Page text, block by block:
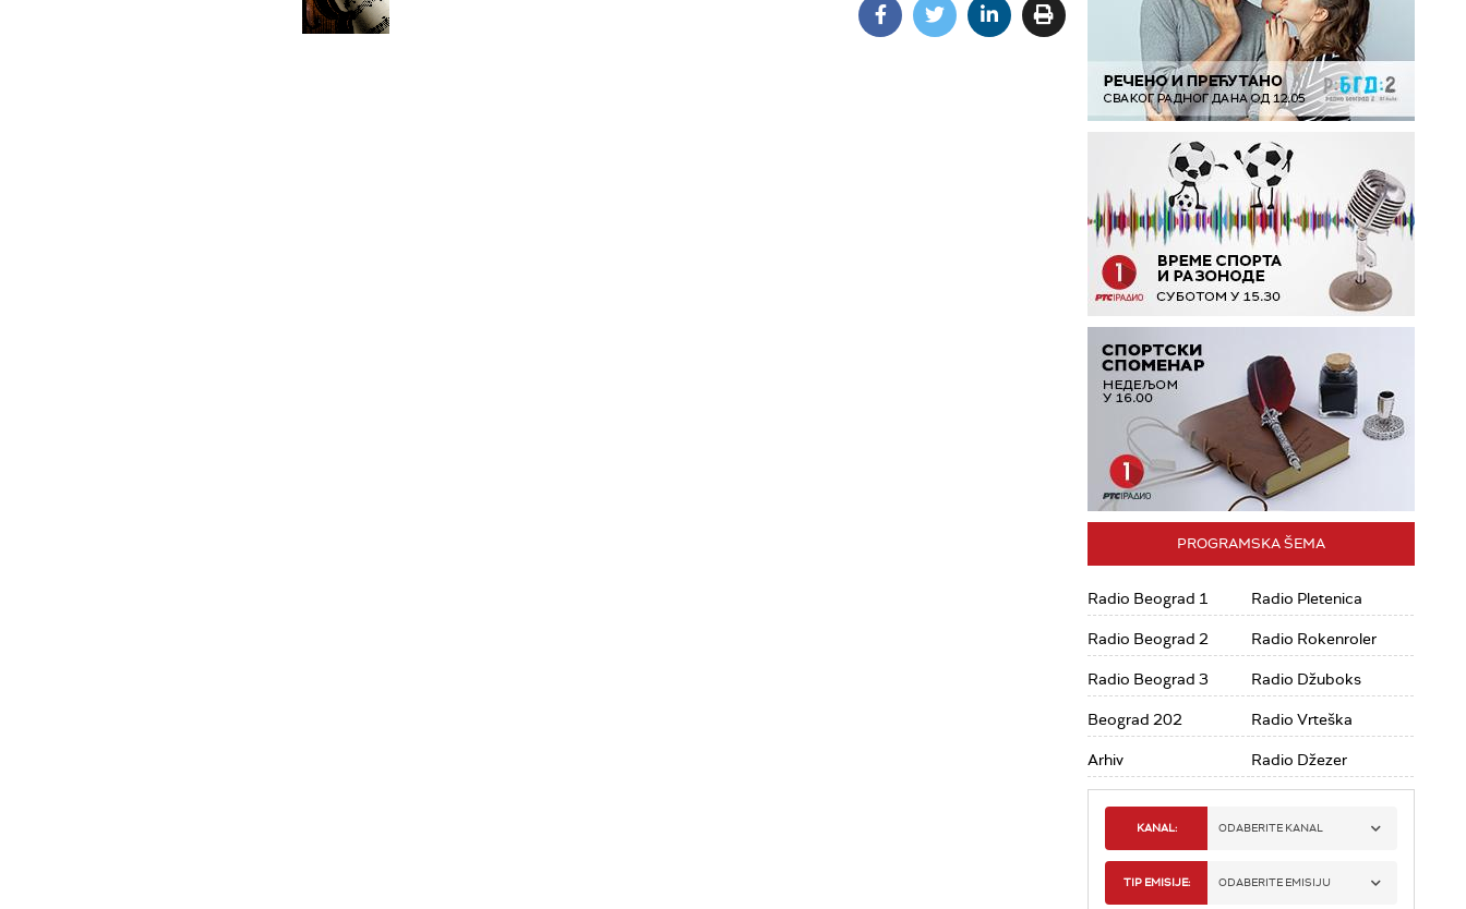
PROGRAMSKA ŠEMA
Radio Beograd 1
Radio Beograd 2
Radio Beograd 3
Beograd 202
Arhiv
Radio Pletenica
Radio Rokenroler
Radio Džuboks
Radio Vrteška
Radio Džezer
KANAL: ODABERITE KANAL
RADIO BEOGRAD 1
TIP EMISIJE: ODABERITE EMISIJU